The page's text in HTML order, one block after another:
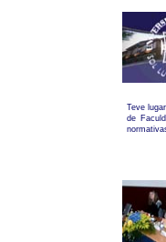
Teve
de